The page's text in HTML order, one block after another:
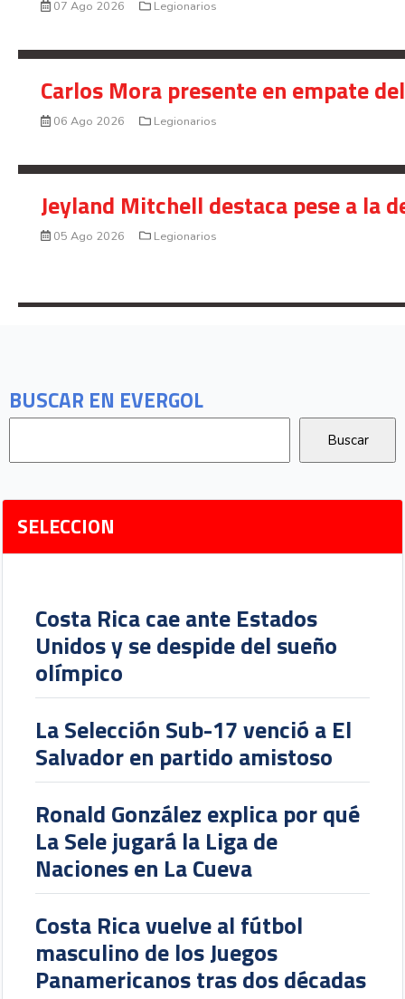
BUSCAR EN EVERGOL
SELECCION
Costa Rica cae ante Estados
Unidos y se despide del sueño
olímpico
La Selección Sub-17 venció a El
Salvador en partido amistoso
Ronald González explica por qué
La Sele jugará la Liga de
Naciones en La Cueva
Costa Rica vuelve al fútbol
masculino de los Juegos
Panamericanos tras dos décadas
07 Ago 2026 Legionarios
Carlos Mora presente en empate
06 Ago 2026 Legionarios
Jeyland Mitchell destaca pese a la
05 Ago 2026 Legionarios